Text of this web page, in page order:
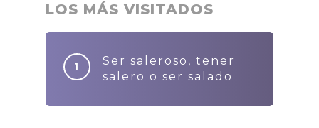
LOS MÁS VISITADOS
Ser saleroso, tener
salero o ser salado